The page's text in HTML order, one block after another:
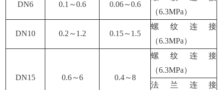
DN6 0.1 ～0.6 0.06～0.6
（6.3MPa）
DN10 0.2 ～1.2 0.15～1.5
螺纹连接
（6.3MPa）
DN15 0.6～6 0.4～8
螺纹连接
（6.3MPa）
法兰连接